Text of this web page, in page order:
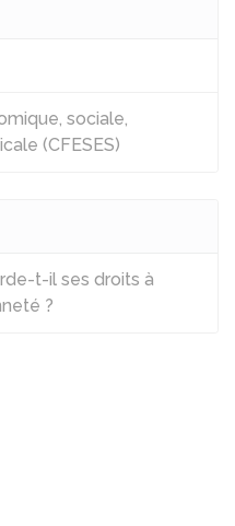
sociale,
(CFESES)
t-il ses droits à
?